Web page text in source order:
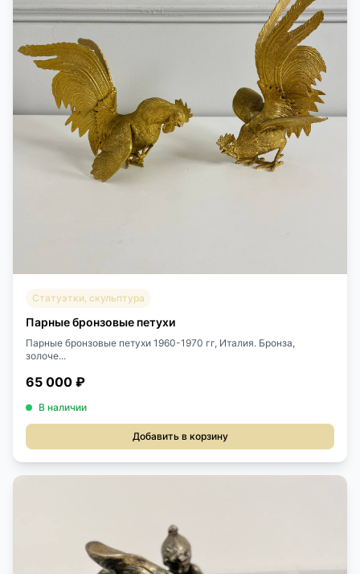
Статуэтки, скульптура
Парные бронзовые петухи
Парные бронзовые петухи 1960-1970 гг, Италия. Бронза,
золоче...
65 000 ₽
В наличии
Добавить в корзину